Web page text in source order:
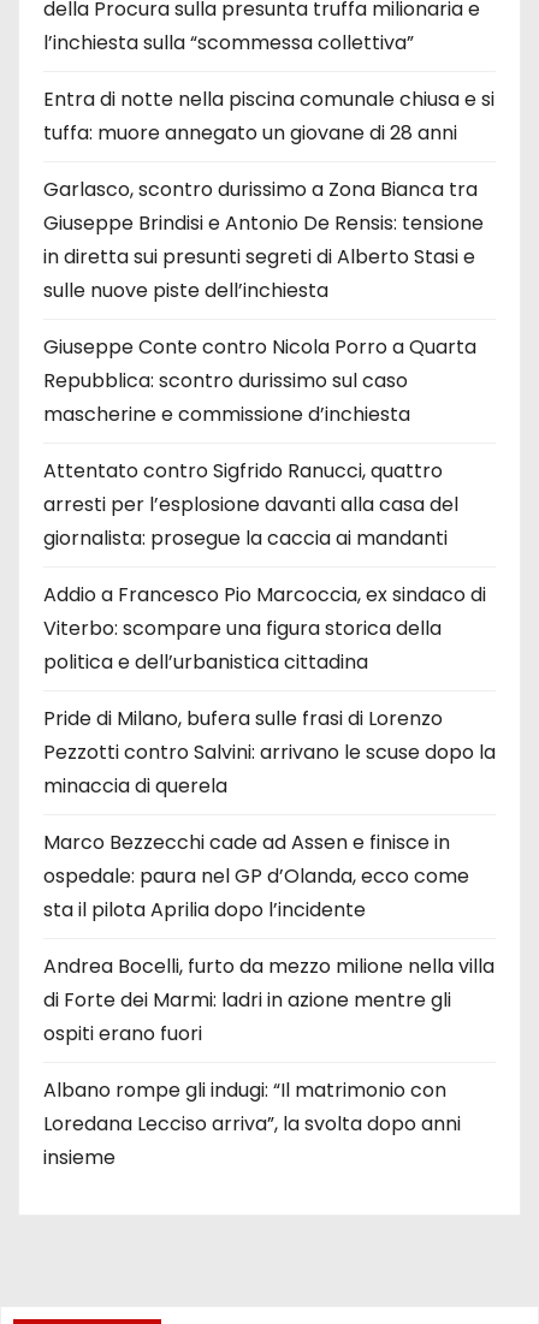
della Procura sulla presunta truffa milionaria e
l’inchiesta sulla “scommessa collettiva”
Entra di notte nella piscina comunale chiusa e si
tuffa: muore annegato un giovane di 28 anni
Garlasco, scontro durissimo a Zona Bianca tra
Giuseppe Brindisi e Antonio De Rensis: tensione
in diretta sui presunti segreti di Alberto Stasi e
sulle nuove piste dell’inchiesta
Giuseppe Conte contro Nicola Porro a Quarta
Repubblica: scontro durissimo sul caso
mascherine e commissione d’inchiesta
Attentato contro Sigfrido Ranucci, quattro
arresti per l’esplosione davanti alla casa del
giornalista: prosegue la caccia ai mandanti
Addio a Francesco Pio Marcoccia, ex sindaco di
Viterbo: scompare una figura storica della
politica e dell’urbanistica cittadina
Pride di Milano, bufera sulle frasi di Lorenzo
Pezzotti contro Salvini: arrivano le scuse dopo la
minaccia di querela
Marco Bezzecchi cade ad Assen e finisce in
ospedale: paura nel GP d’Olanda, ecco come
sta il pilota Aprilia dopo l’incidente
Andrea Bocelli, furto da mezzo milione nella villa
di Forte dei Marmi: ladri in azione mentre gli
ospiti erano fuori
Albano rompe gli indugi: “Il matrimonio con
Loredana Lecciso arriva”, la svolta dopo anni
insieme